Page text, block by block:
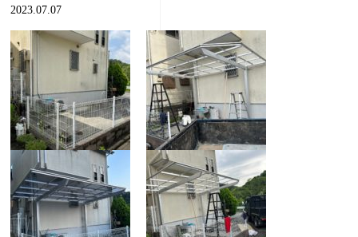
2023.07.07